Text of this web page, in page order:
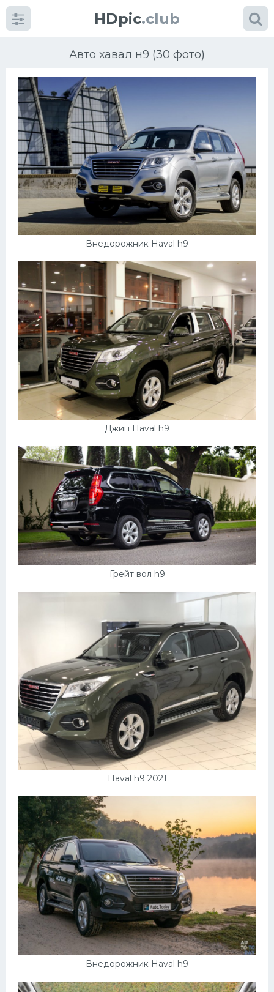
HDpic.club
Авто хавал н9 (30 фото)
Внедорожник Haval h9
Джип Haval h9
Грейт вол h9
Haval h9 2021
Внедорожник Haval h9
Категории
Разное
Автомобили
Красивые фото машин
Ниссан
Пежо
Ауди
Гараж
Русские авто
Вольво
Сузуки
Мерседес
Фольксваген
Лексус
Дэу
Скания
Кавасаки
Инфинити
ЛУАЗ
Фиат
Ситроен
Опель
Подводные лодки
Митсубиси
Киа
Танки
Крайслер
Порше
Самолеты